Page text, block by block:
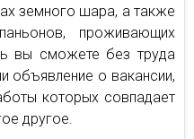
земного шара, а также
проживающих
вы сможете без труда
объявление о вакансии,
которых совпадает
другое.